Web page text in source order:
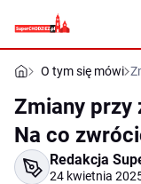
O tym się mówi
Zmiany przy
Na co
Redakcja
24 kwietnia